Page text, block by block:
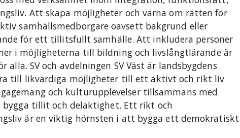
Att skapa möjligheter och värna om rätten för
samhällsmedborgare oavsett bakgrund eller
för ett tillitsfullt samhälle. Att inkludera personer
i möjligheterna till bildning och livslångtlärande är
SV och avdelningen SV Väst är landsbygdens
till likvärdiga möjligheter till ett aktivt och rikt liv
och kulturupplevelser tillsammans med
tillit och delaktighet. Ett rikt och
är en viktig hörnsten i att bygga ett demokratiskt